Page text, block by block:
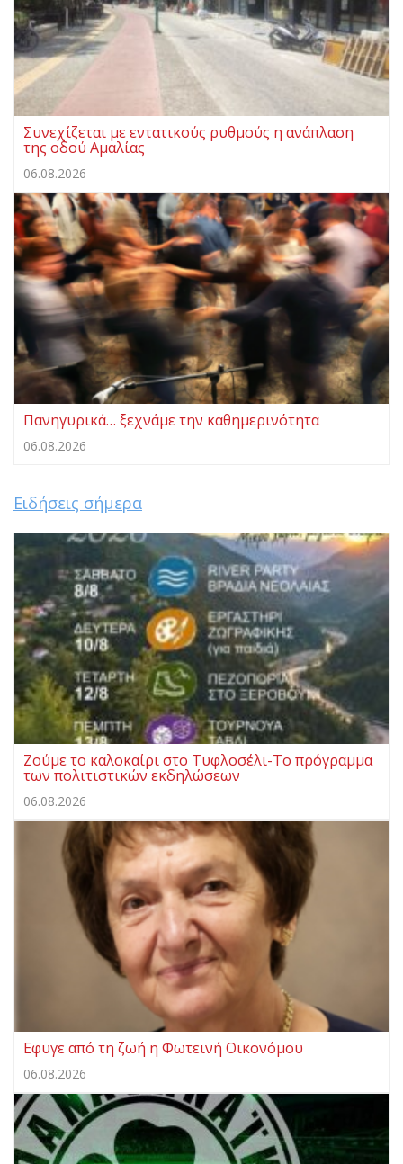
Συνεχίζεται με εντατικούς ρυθμούς η ανάπλαση
της οδού Αμαλίας
06.08.2026
Πανηγυρικά… ξεχνάμε την καθημερινότητα
06.08.2026
Ειδήσεις σήμερα
Ζούμε το καλοκαίρι στο Τυφλοσέλι-Το πρόγραμμα
των πολιτιστικών εκδηλώσεων
06.08.2026
Eφυγε από τη ζωή η Φωτεινή Οικονόμου
06.08.2026